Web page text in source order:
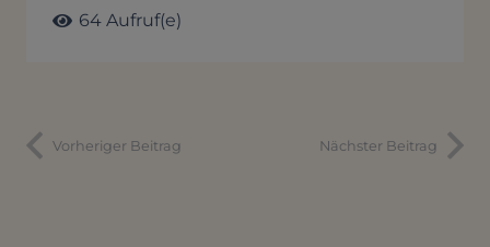
64 Aufruf(e)
Vorheriger Beitrag Nächster Beitrag